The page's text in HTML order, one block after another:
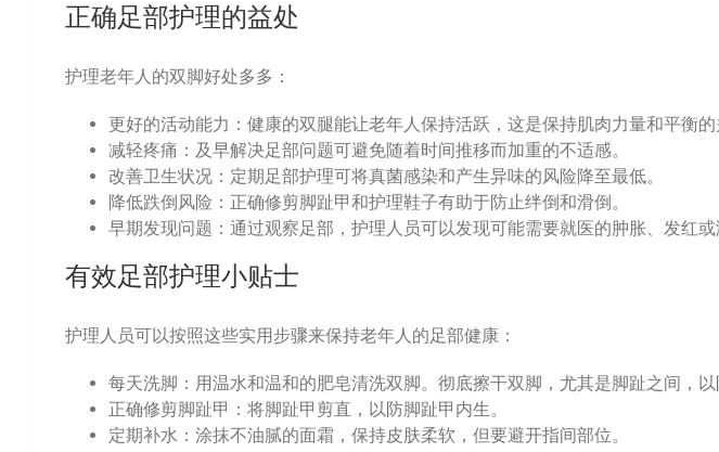
正确足部护理的益处
护理老年人的双脚好处多多：
更好的活动能力：健康的双腿能让老年人保持活跃，这是保持肌肉力量和平衡的
减轻疼痛：及早解决足部问题可避免随着时间推移而加重的不适感。
改善卫生状况：定期足部护理可将真菌感染和产生异味的风险降至最低。
降低跌倒风险：正确修剪脚趾甲和护理鞋子有助于防止绊倒和滑倒。
早期发现问题：通过观察足部，护理人员可以发现可能需要就医的肿胀、发红或
有效足部护理小贴士
护理人员可以按照这些实用步骤来保持老年人的足部健康：
每天洗脚：用温水和温和的肥皂清洗双脚。彻底擦干双脚，尤其是脚趾之间，以
正确修剪脚趾甲：将脚趾甲剪直，以防脚趾甲内生。
定期补水：涂抹不油腻的面霜，保持皮肤柔软，但要避开指间部位。